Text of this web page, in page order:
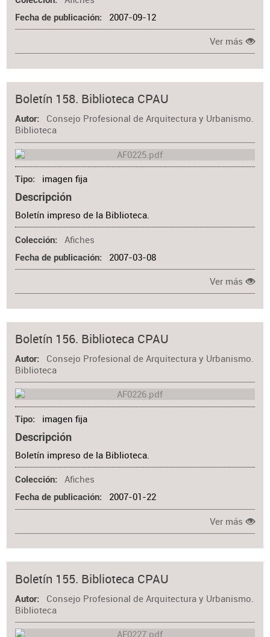
Fecha de publicación 2007-09-12
Ver más
Boletín 158. Biblioteca CPAU
Autor
Consejo Profesional de Arquitectura y Urbanismo.
Biblioteca
Tipo imagen fija
Descripción
Boletín impreso de la Biblioteca.
Colección Afiches
Fecha de publicación 2007-03-08
Ver más
Boletín 156. Biblioteca CPAU
Autor
Consejo Profesional de Arquitectura y Urbanismo.
Biblioteca
Tipo imagen fija
Descripción
Boletín impreso de la Biblioteca.
Colección Afiches
Fecha de publicación 2007-01-22
Ver más
Boletín 155. Biblioteca CPAU
Autor
Consejo Profesional de Arquitectura y Urbanismo.
Biblioteca